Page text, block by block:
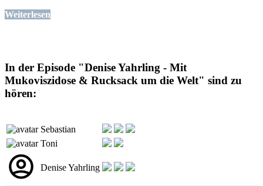
Weiterlesen
In der Episode "Denise Yahrling - Mit
Mukoviszidose & Rucksack um die Welt" sind zu
hören:
Sebastian
Toni
Denise Yahrling